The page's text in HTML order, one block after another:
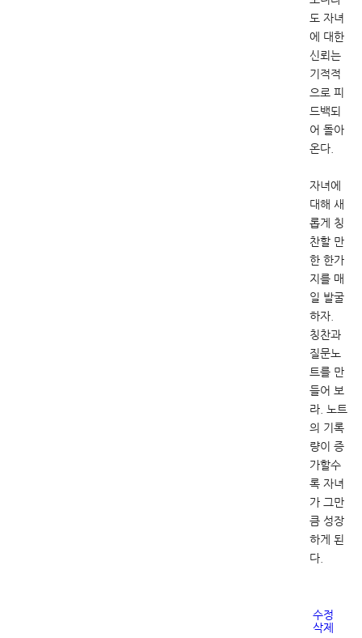
도 자녀
에 대한
신뢰는
기적적
으로 피
드백되
어 돌아
온다.
자녀에
대해 새
롭게 칭
찬할 만
한 한가
지를 매
일 발굴
하자.
칭찬과
질문노
트를 만
들어 보
라. 노트
의 기록
량이 증
가할수
록 자녀
가 그만
큼 성장
하게 된
다.
수정
삭제